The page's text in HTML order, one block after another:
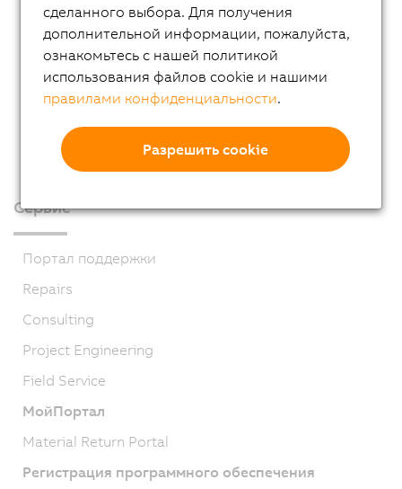
Сервис
Портал поддержки
Repairs
Consulting
Project Engineering
Field Service
МойПортал
Material Return Portal
Регистрация программного обеспечения
сделанного выбора. Для получения
дополнительной информации, пожалуйста,
ознакомьтесь с нашей политикой
использования файлов cookie и нашими
правилами конфиденциальности.
Разрешить cookie